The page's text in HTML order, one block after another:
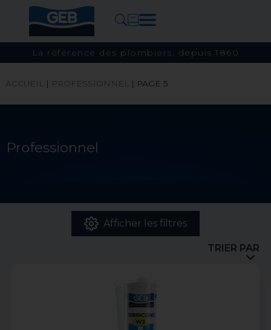
La référence des plombiers, depuis 1860
ACCUEIL | PROFESSIONNEL | PAGE 5
Professionnel
Afficher les filtres
TRIER PAR